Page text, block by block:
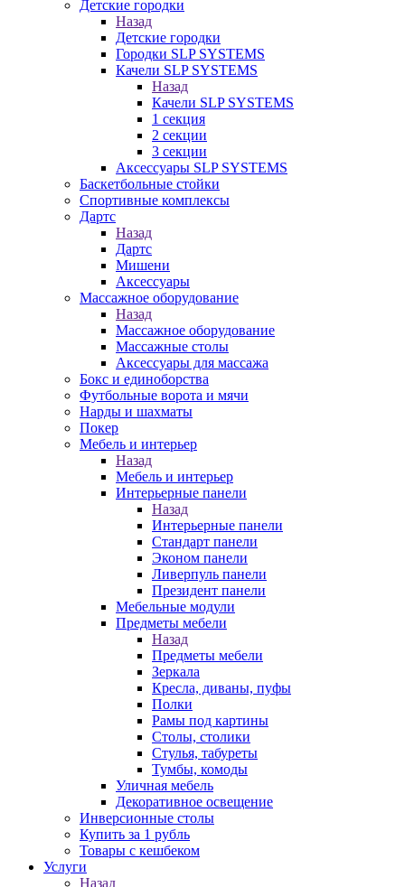
Детские городки
Назад
Детские городки
Городки SLP SYSTEMS
Качели SLP SYSTEMS
Назад
Качели SLP SYSTEMS
1 секция
2 секции
3 секции
Аксессуары SLP SYSTEMS
Баскетбольные стойки
Спортивные комплексы
Дартс
Назад
Дартс
Мишени
Аксессуары
Массажное оборудование
Назад
Массажное оборудование
Массажные столы
Аксессуары для массажа
Бокс и единоборства
Футбольные ворота и мячи
Нарды и шахматы
Покер
Мебель и интерьер
Назад
Мебель и интерьер
Интерьерные панели
Назад
Интерьерные панели
Стандарт панели
Эконом панели
Ливерпуль панели
Президент панели
Мебельные модули
Предметы мебели
Назад
Предметы мебели
Зеркала
Кресла, диваны, пуфы
Полки
Рамы под картины
Столы, столики
Стулья, табуреты
Тумбы, комоды
Уличная мебель
Декоративное освещение
Инверсионные столы
Купить за 1 рубль
Товары с кешбеком
Услуги
Назад